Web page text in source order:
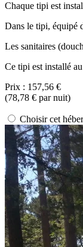
Chaque tipi est
Dans le tipi, équipé
Les sanitaires
Ce tipi est installé
Prix : 157,56 €
(78,78 € par nuit)
Choisir cet